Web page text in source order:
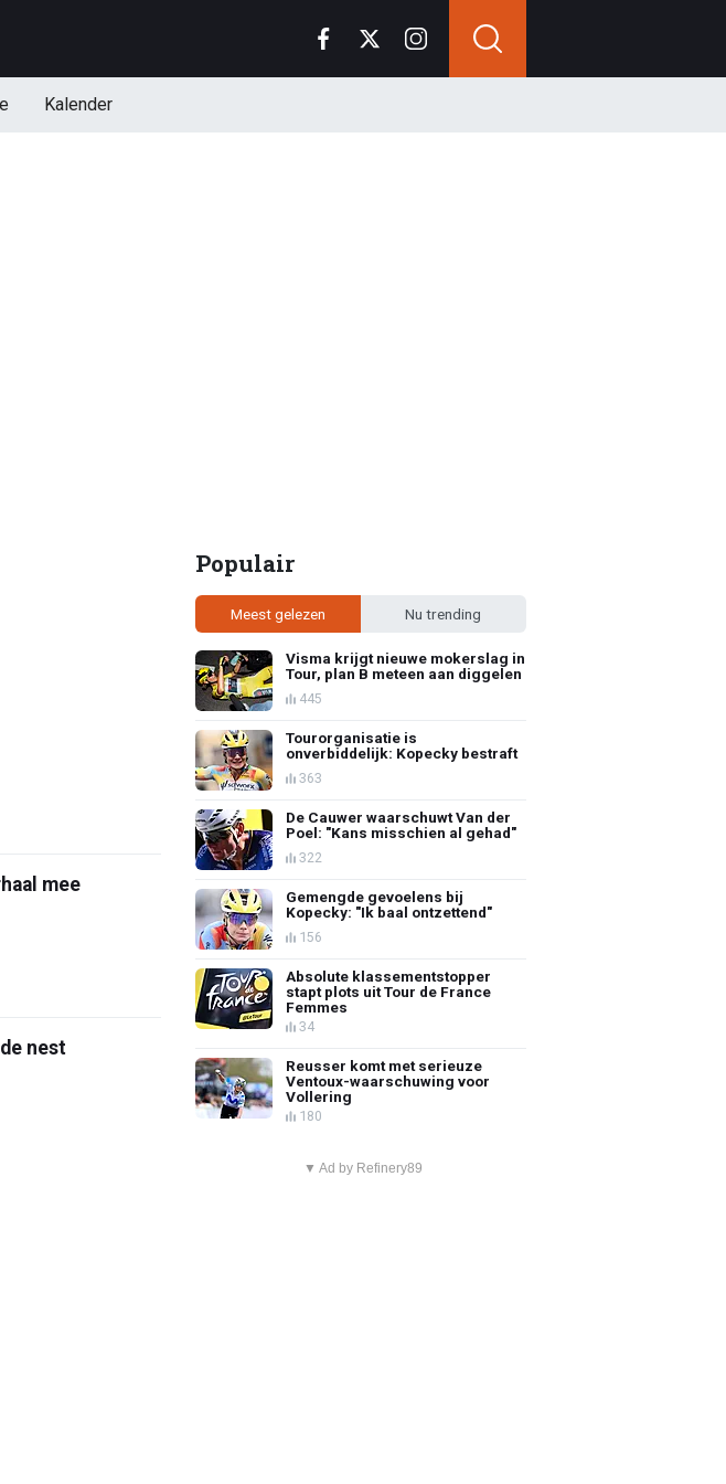
Kalender
mee
nest
Populair
Meest gelezen Nu trending
Visma krijgt nieuwe mokerslag in
Tour, plan B meteen aan diggelen
445
Tourorganisatie is
onverbiddelijk: Kopecky bestraft
363
De Cauwer waarschuwt Van der
Poel: "Kans misschien al gehad"
322
Gemengde gevoelens bij
Kopecky: "Ik baal ontzettend"
156
Absolute klassementstopper
stapt plots uit Tour de France
Femmes
34
Reusser komt met serieuze
Ventoux-waarschuwing voor
Vollering
180
▼ Ad by Refinery89